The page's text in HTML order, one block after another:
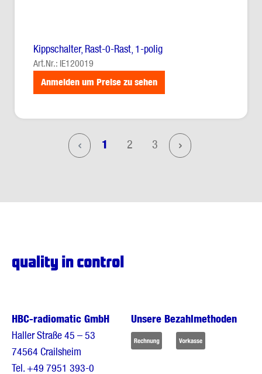
Kippschalter, Rast-0-Rast, 1-polig
Art.Nr.: IE120019
Anmelden um Preise zu sehen
Seite
1 Seite
2 Seite
3
HBC-radiomatic GmbH
Haller Straße 45 – 53
74564 Crailsheim
Tel.+49 7951 393-0
Unsere Bezahlmethoden